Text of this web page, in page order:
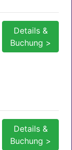
Details &
Buchung >
Details &
Buchung >